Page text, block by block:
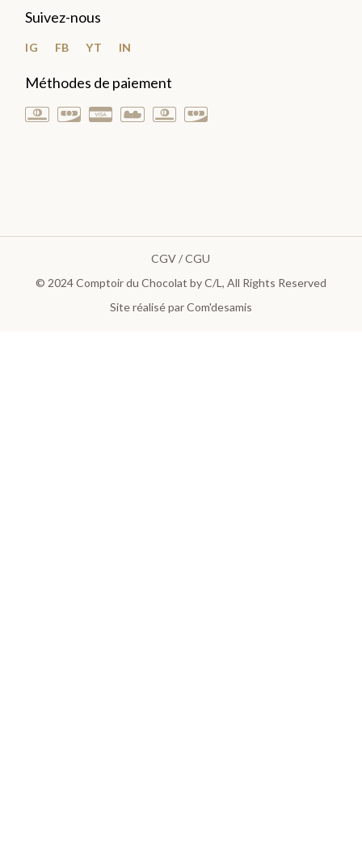
Suivez-nous
IG FB YT IN
Méthodes de paiement
CGV / CGU
© 2024Comptoir du Chocolat by C/L , All Rights Reserved
Site réalisé par Com'desamis